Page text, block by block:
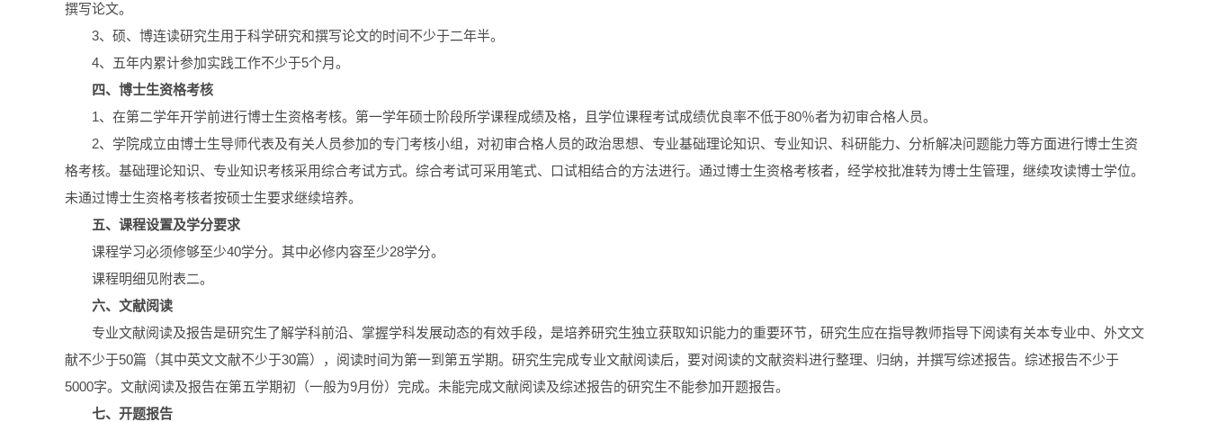
撰写论文。
3、硕、博连读研究生用于科学研究和撰写论文的时间不少于二年半。
4、五年内累计参加实践工作不少于5个月。
四、博士生资格考核
1、在第二学年开学前进行博士生资格考核。第一学年硕士阶段所学课程成绩及格，且学位课程考试成绩优良率不低于80％者为初审合格人员。
2、学院成立由博士生导师代表及有关人员参加的专门考核小组，对初审合格人员的政治思想、专业基础理论知识、专业知识、科研能力、分析解决问题能力等方面进行博士生资
格考核。基础理论知识、专业知识考核采用综合考试方式。综合考试可采用笔式、口试相结合的方法进行。通过博士生资格考核者，经学校批准转为博士生管理，继续攻读博士学位。
未通过博士生资格考核者按硕士生要求继续培养。
五、课程设置及学分要求
课程学习必须修够至少40学分。其中必修内容至少28学分。
课程明细见附表二。
六、文献阅读
专业文献阅读及报告是研究生了解学科前沿、掌握学科发展动态的有效手段，是培养研究生独立获取知识能力的重要环节，研究生应在指导教师指导下阅读有关本专业中、外文文
献不少于50篇（其中英文文献不少于30篇），阅读时间为第一到第五学期。研究生完成专业文献阅读后，要对阅读的文献资料进行整理、归纳，并撰写综述报告。综述报告不少于
5000字。文献阅读及报告在第五学期初（一般为9月份）完成。未能完成文献阅读及综述报告的研究生不能参加开题报告。
七、开题报告